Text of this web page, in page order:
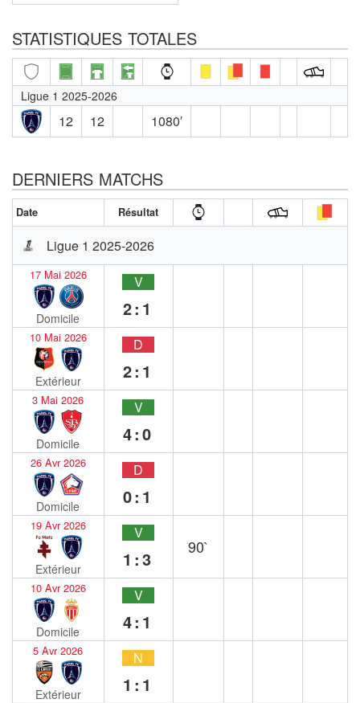
STATISTIQUES TOTALES
Ligue 1 2025-2026
12 12 1080′
DERNIERS MATCHS
Date Résultat
Ligue 1 2025-2026
17 Mai 2026
Domicile
V
2:1
10 Mai 2026
Extérieur
D
2:1
3 Mai 2026
Domicile
V
4:0
26 Avr 2026
Domicile
D
0:1
19 Avr 2026
Extérieur
V
1:3
90`
10 Avr 2026
Domicile
V
4:1
5 Avr 2026
Extérieur
N
1:1